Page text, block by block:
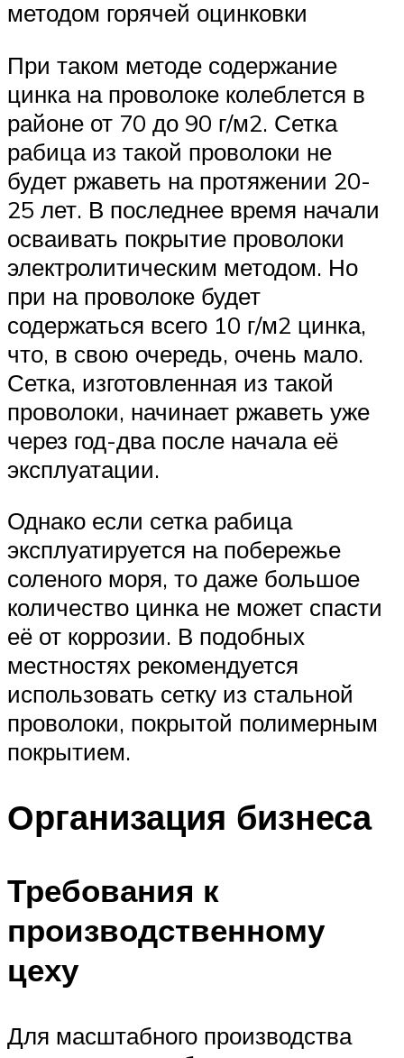
методом горячей оцинковки
При таком методе содержание
цинка на проволоке колеблется в
районе от 70 до 90 г/м2. Сетка
рабица из такой проволоки не
будет ржаветь на протяжении 20-
25 лет. В последнее время начали
осваивать покрытие проволоки
электролитическим методом. Но
при на проволоке будет
содержаться всего 10 г/м2 цинка,
что, в свою очередь, очень мало.
Сетка, изготовленная из такой
проволоки, начинает ржаветь уже
через год-два после начала её
эксплуатации.
Однако если сетка рабица
эксплуатируется на побережье
соленого моря, то даже большое
количество цинка не может спасти
её от коррозии. В подобных
местностях рекомендуется
использовать сетку из стальной
проволоки, покрытой полимерным
покрытием.
Организация бизнеса
Требования к
производственному
цеху
Для масштабного производства